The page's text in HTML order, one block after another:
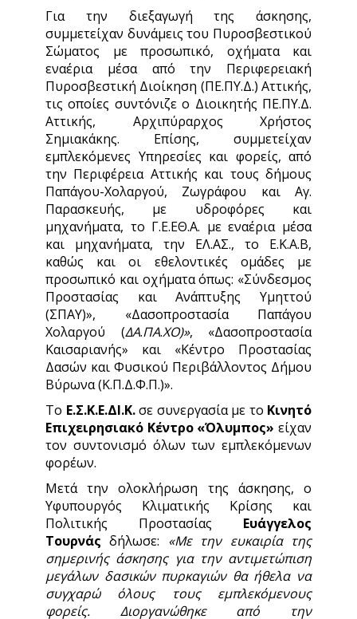
Για την διεξαγωγή της άσκησης,
συμμετείχαν δυνάμεις του Πυροσβεστικού
Σώματος με προσωπικό, οχήματα και
εναέρια μέσα από την Περιφερειακή
Πυροσβεστική Διοίκηση (ΠΕ.ΠΥ.Δ.) Αττικής,
τις οποίες συντόνιζε ο Διοικητής ΠΕ.ΠΥ.Δ.
Αττικής, Αρχιπύραρχος Χρήστος
Σημιακάκης. Επίσης, συμμετείχαν
εμπλεκόμενες Υπηρεσίες και φορείς, από
την Περιφέρεια Αττικής και τους δήμους
Παπάγου-Χολαργού, Ζωγράφου και Αγ.
Παρασκευής, με υδροφόρες και
μηχανήματα, το Γ.Ε.ΕΘ.Α. με εναέρια μέσα
και μηχανήματα, την ΕΛ.ΑΣ., το Ε.Κ.Α.Β,
καθώς και οι εθελοντικές ομάδες με
προσωπικό και οχήματα όπως: «Σύνδεσμος
Προστασίας και Ανάπτυξης Υμηττού
(ΣΠΑΥ)», «Δασοπροστασία Παπάγου
Χολαργού (ΔΑ.ΠΑ.ΧΟ)», «Δασοπροστασία
Καισαριανής» και «Κέντρο Προστασίας
Δασών και Φυσικού Περιβάλλοντος Δήμου
Βύρωνα (Κ.Π.Δ.Φ.Π.)».
Το Ε.Σ.Κ.Ε.ΔΙ.Κ.σε συνεργασία με το Κινητό
Επιχειρησιακό Κέντρο «Όλυμπος» είχαν
τον συντονισμό όλων των εμπλεκόμενων
φορέων.
Μετά την ολοκλήρωση της άσκησης, ο
Υφυπουργός Κλιματικής Κρίσης και
Πολιτικής Προστασίας Ευάγγελος
Τουρνάς δήλωσε: «Με την ευκαιρία της
σημερινής άσκησης για την αντιμετώπιση
μεγάλων δασικών πυρκαγιών θα ήθελα να
συγχαρώ όλους τους εμπλεκόμενους
φορείς. Διοργανώθηκε από την